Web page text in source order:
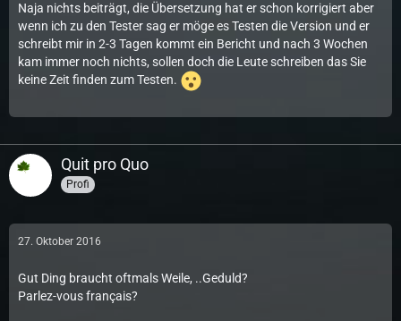
Naja nichts beiträgt, die Übersetzung hat er schon korrigiert aber
wenn ich zu den Tester sag er möge es Testen die Version und er
schreibt mir in 2-3 Tagen kommt ein Bericht und nach 3 Wochen
kam immer noch nichts, sollen doch die Leute schreiben das Sie
keine Zeit finden zum Testen.
Quit pro Quo
Profi
27. Oktober 2016
Gut Ding braucht oftmals Weile, ..Geduld?
Parlez-vous français?